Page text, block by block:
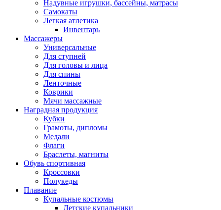
Надувные игрушки, бассейны, матрасы
Самокаты
Легкая атлетика
Инвентарь
Массажеры
Универсальные
Для ступней
Для головы и лица
Для спины
Ленточные
Коврики
Мячи массажные
Наградная продукция
Кубки
Грамоты, дипломы
Медали
Флаги
Браслеты, магниты
Обувь спортивная
Кроссовки
Полукеды
Плавание
Купальные костюмы
Детские купальники